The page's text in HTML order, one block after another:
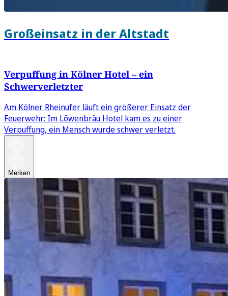
Großeinsatz in der Altstadt
Verpuffung in Kölner Hotel – ein
Schwerverletzter
Am Kölner Rheinufer läuft ein größerer Einsatz der
Feuerwehr: Im Löwenbräu Hotel kam es zu einer
Verpuffung, ein Mensch wurde schwer verletzt.
Merken